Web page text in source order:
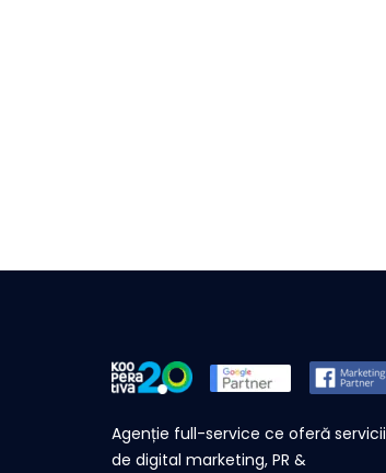
Agenție full-service ce oferă servicii
de digital marketing, PR &